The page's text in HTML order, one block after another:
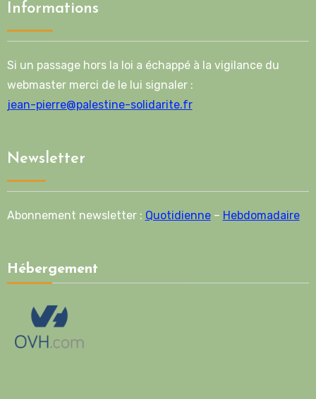
Informations
Si un passage hors la loi a échappé à la vigilance du
webmaster merci de le lui signaler :
jean-pierre@palestine-solidarite.fr
Newsletter
Abonnement newsletter : Quotidienne– Hebdomadaire
Hébergement